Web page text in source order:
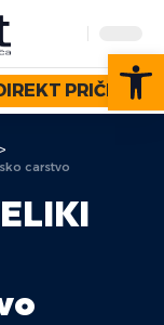
PRIČE
>
carstvo